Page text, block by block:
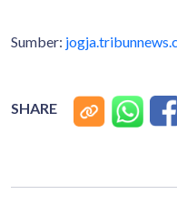
Sumber:
SHARE